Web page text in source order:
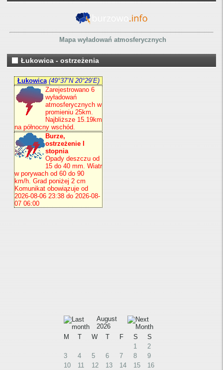
Mapa wyładowań atmosferycznych
Łukowica - ostrzeżenia
August
2026
M
T W T F S
S
1
2
3
4 5 6 7 8
9
10
11 12 13 14 15
16